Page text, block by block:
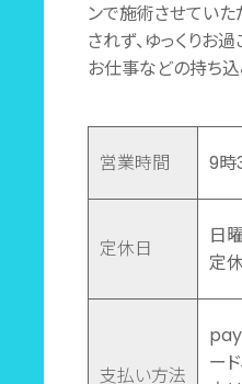
ンで施術させてい
されず、ゆっくりお
お仕事などの持ち込
営業時間 9時
定休日
日
定休
支払い方法
ー